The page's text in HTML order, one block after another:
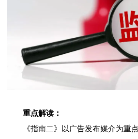
重点解读：
《指南二》以广告发布媒介为重